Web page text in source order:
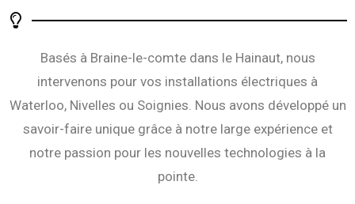
Basés à Braine-le-comte dans le Hainaut, nous
intervenons pour vos installations électriques à
Waterloo, Nivelles ou Soignies. Nous avons développé un
savoir-faire unique grâce à notre large expérience et
notre passion pour les nouvelles technologies à la
pointe.